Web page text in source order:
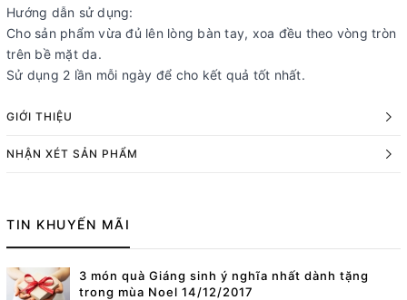
Hướng dẫn sử dụng:
Cho sản phẩm vừa đủ lên lòng bàn tay, xoa đều theo vòng tròn
trên bề mặt da.
Sử dụng 2 lần mỗi ngày để cho kết quả tốt nhất.
GIỚI THIỆU
NHẬN XÉT SẢN PHẨM
TIN KHUYẾN MÃI
3 món quà Giáng sinh ý nghĩa nhất dành tặng
trong mùa Noel 14/12/2017